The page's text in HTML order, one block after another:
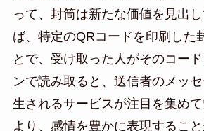
って、封筒は新たな価値を見出
ば、特定のQRコードを印刷した
とで、受け取った人がそのコー
ンで読み取ると、送信者のメッ
生されるサービスが注目を集め
より、感情を豊かに表現するこ